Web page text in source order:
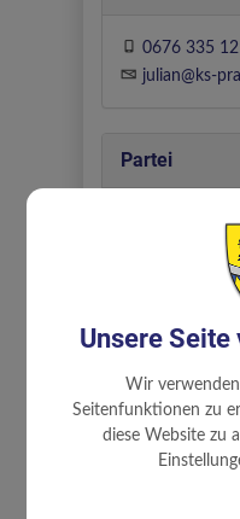
0676 335
julian@ks-
Partei
Unsere
Wir
Seitenfunktionen zu
diese Website zu